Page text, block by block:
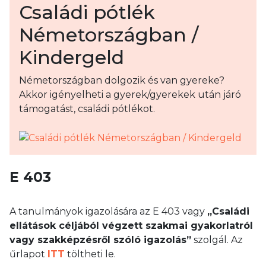
Családi pótlék
Németországban /
Kindergeld
Németországban dolgozik és van gyereke?
Akkor igényelheti a gyerek/gyerekek után járó
támogatást, családi pótlékot.
E 403
A tanulmányok igazolására az E 403 vagy „Családi
ellátások céljából végzett szakmai gyakorlatról
vagy szakképzésről szóló igazolás” szolgál. Az
űrlapot ITT töltheti le.